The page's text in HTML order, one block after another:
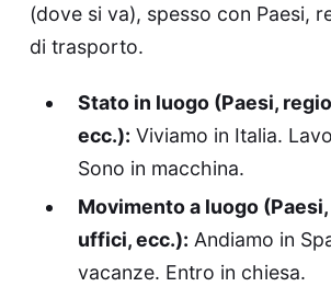
(dove si va), spesso con Paesi,
di trasporto.
Stato in luogo (Paesi,
ecc.): Viviamo in Italia.
Sono in macchina.
Movimento a luogo
uffici, ecc.): Andiamo in
vacanze. Entro in chiesa.